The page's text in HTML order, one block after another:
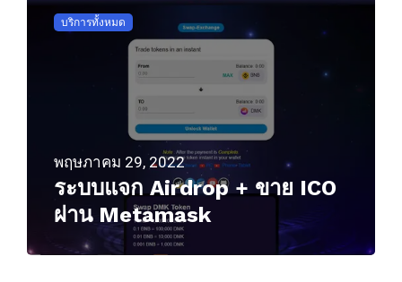
บริการทั้งหมด
พฤษภาคม 29, 2022
ระบบแจก Airdrop + ขาย ICO
ผ่าน Metamask